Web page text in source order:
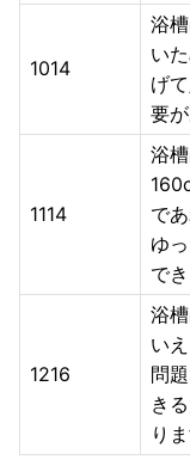
1014
浴
い
げ
要が
1114
浴
で
ゆ
でき
1216
浴
い
問
き
りま